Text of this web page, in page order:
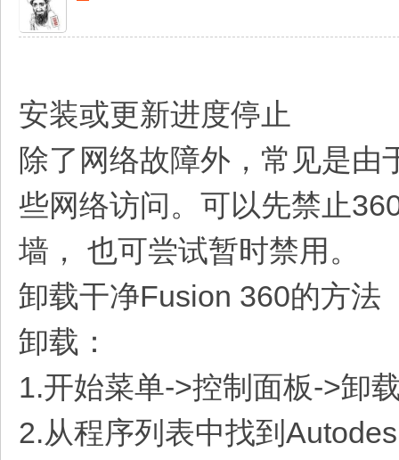
安装或更新进度停止
除了网络故障外，常见是
些网络访问。可以先禁止
墙， 也可尝试暂时禁用。
卸载干净Fusion 360的方法
卸载：
1.开始菜单->控制面板->卸
2.从程序列表中找到